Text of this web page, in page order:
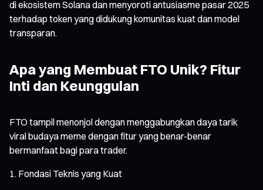
di ekosistem Solana dan menyoroti antusiasme pasar 2025
terhadap token yang didukung komunitas kuat dan model
transparan.
Apa yang Membuat FTO Unik? Fitur
Inti dan Keunggulan
FTO tampil menonjol dengan menggabungkan daya tarik
viral budaya meme dengan fitur yang benar-benar
bermanfaat bagi para trader.
Fondasi Teknis yang Kuat